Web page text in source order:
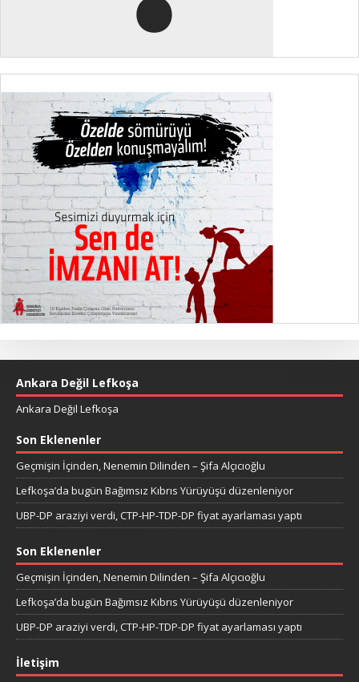
Ankara Değil Lefkoşa
Ankara Değil Lefkoşa
Son Eklenenler
Geçmişin İçinden, Nenemin Dilinden – Şifa Alçıcıoğlu
Lefkoşa’da bugün Bağımsız Kıbrıs Yürüyüşü düzenleniyor
UBP-DP araziyi verdi, CTP-HP-TDP-DP fiyat ayarlaması yaptı
Son Eklenenler
Geçmişin İçinden, Nenemin Dilinden – Şifa Alçıcıoğlu
Lefkoşa’da bugün Bağımsız Kıbrıs Yürüyüşü düzenleniyor
UBP-DP araziyi verdi, CTP-HP-TDP-DP fiyat ayarlaması yaptı
İletişim